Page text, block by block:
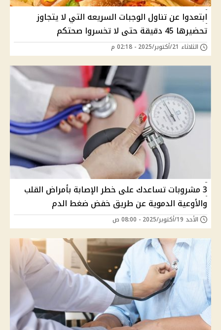
ابتعدوا عن تناول الوجبات السريعه التي لا يتجاوز
تحضيرها 45 دقيقة حتى لا تخسروا صحتكم
الثلاثاء 21/أكتوبر/2025 - 02:18 م
3 مشروبات تساعدك على خطر الإصابة بأمراض القلب
والأوعية الدموية عن طريق خفض ضغط الدم
الأحد 19/أكتوبر/2025 - 08:00 ص